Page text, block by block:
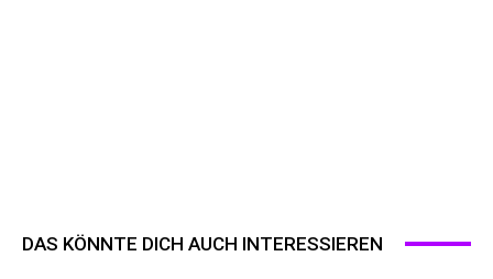
DAS KÖNNTE DICH AUCH INTERESSIEREN